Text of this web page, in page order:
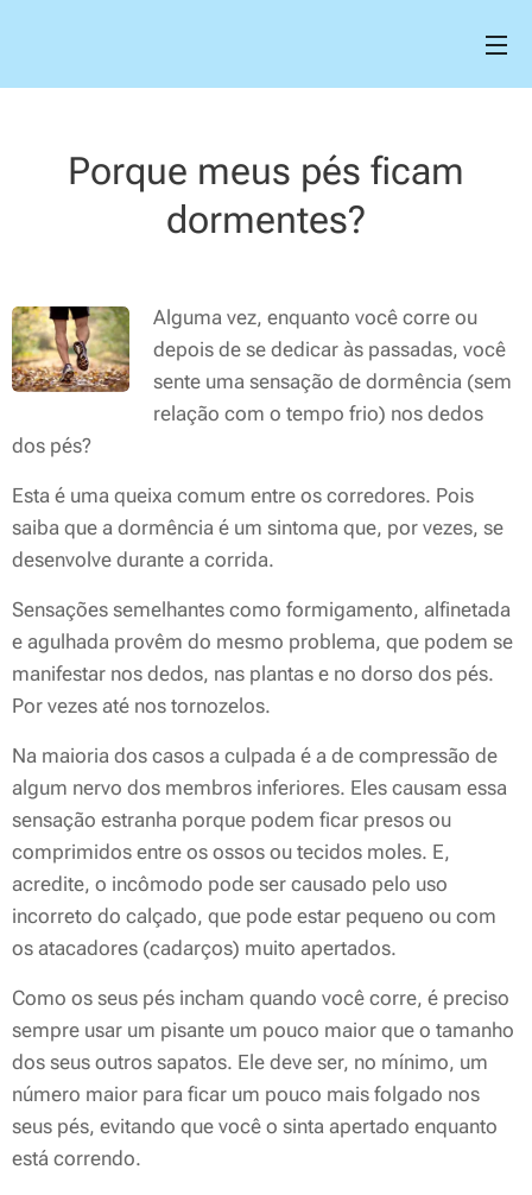
Porque meus pés ficam
dormentes?
Alguma vez, enquanto você corre ou
depois de se dedicar às passadas, você
sente uma sensação de dormência (sem
relação com o tempo frio) nos dedos
dos pés?
Esta é uma queixa comum entre os corredores. Pois
saiba que a dormência é um sintoma que, por vezes, se
desenvolve durante a corrida.
Sensações semelhantes como formigamento, alfinetada
e agulhada provêm do mesmo problema, que podem se
manifestar nos dedos, nas plantas e no dorso dos pés.
Por vezes até nos tornozelos.
Na maioria dos casos a culpada é a de compressão de
algum nervo dos membros inferiores. Eles causam essa
sensação estranha porque podem ficar presos ou
comprimidos entre os ossos ou tecidos moles. E,
acredite, o incômodo pode ser causado pelo uso
incorreto do calçado, que pode estar pequeno ou com
os atacadores (cadarços) muito apertados.
Como os seus pés incham quando você corre, é preciso
sempre usar um pisante um pouco maior que o tamanho
dos seus outros sapatos. Ele deve ser, no mínimo, um
número maior para ficar um pouco mais folgado nos
seus pés, evitando que você o sinta apertado enquanto
está correndo.